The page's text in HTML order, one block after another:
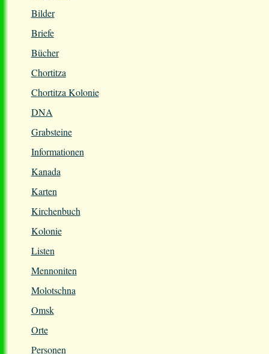
Bilder
Briefe
Bücher
Chortitza
Chortitza Kolonie
DNA
Grabsteine
Informationen
Kanada
Karten
Kirchenbuch
Kolonie
Listen
Mennoniten
Molotschna
Omsk
Orte
Personen